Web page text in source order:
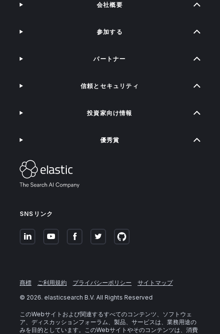
SNSリンク
会社概要
参加する
パートナー
信頼とセキュリティ
投資家向け情報
優秀賞
商標 ご利用規約 プライバシーポリシー
サイトマップ
© 2026. elasticsearch B.V. All Rights Reserved
このWebサイトおよび関連するすべてのコンテンツ、ソフトウェ
ア、ディスカッションフォーラム、製品、サービスは、業務用途の
みを目的としています。このWebサイトやそのコンテンツは、消費